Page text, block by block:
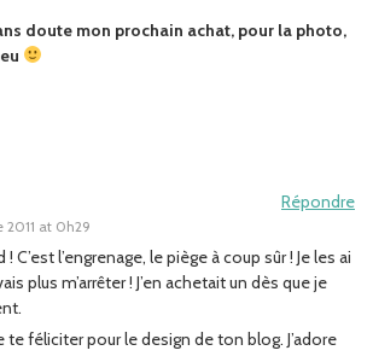
doute mon prochain achat, pour la photo,
2011 at 0h29
Répondre
C’est l’engrenage, le piège à coup sûr ! Je les ai
plus m’arrêter ! J’en achetait un dès que je
te féliciter pour le design de ton blog. J’adore